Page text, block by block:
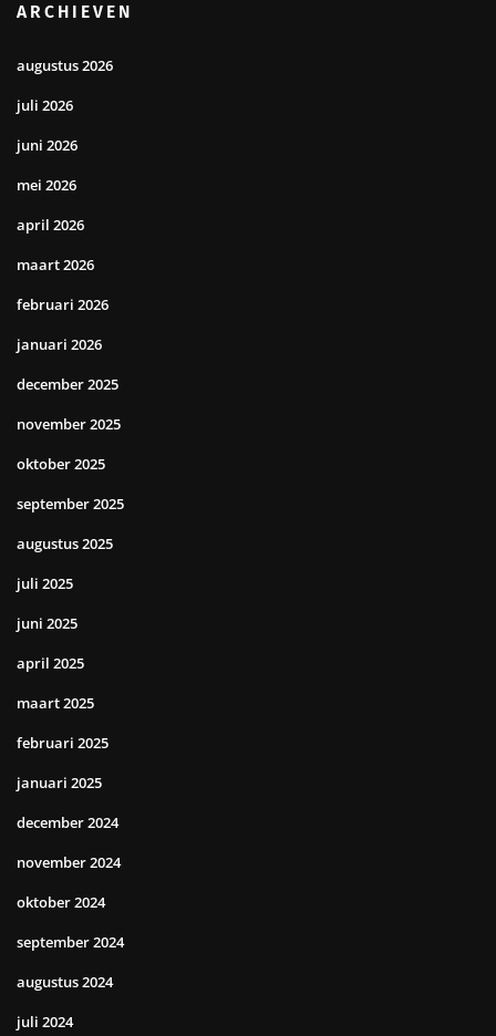
ARCHIEVEN
augustus 2026
juli 2026
juni 2026
mei 2026
april 2026
maart 2026
februari 2026
januari 2026
december 2025
november 2025
oktober 2025
september 2025
augustus 2025
juli 2025
juni 2025
april 2025
maart 2025
februari 2025
januari 2025
december 2024
november 2024
oktober 2024
september 2024
augustus 2024
juli 2024